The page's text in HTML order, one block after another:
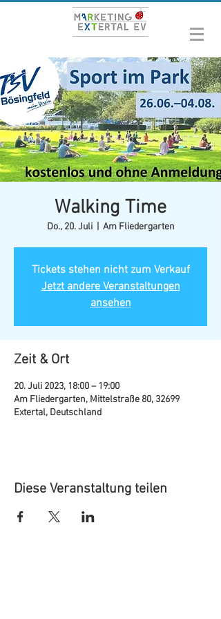
Walking Time
Do., 20. Juli
  |
Am Fliedergarten
Tickets stehen nicht zum Verkauf
Jetzt andere Veranstaltungen
ansehen
Zeit & Ort
20. Juli 2023, 18:00 – 19:00
Am Fliedergarten, Mittelstraße 80, 32699
Extertal, Deutschland
Diese Veranstaltung teilen